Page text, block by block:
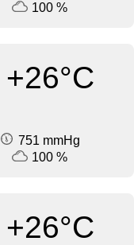
100 %
+26°C
751 mmHg
100 %
+26°C